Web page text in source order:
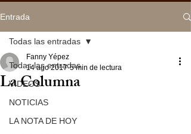
Entrada
Todas las entradas
VIDEOS
NOTICIAS
LA NOTA DE HOY
Todas las entradas
La Columna
Fanny Yépez
14 ago 2017 5 min de lectura